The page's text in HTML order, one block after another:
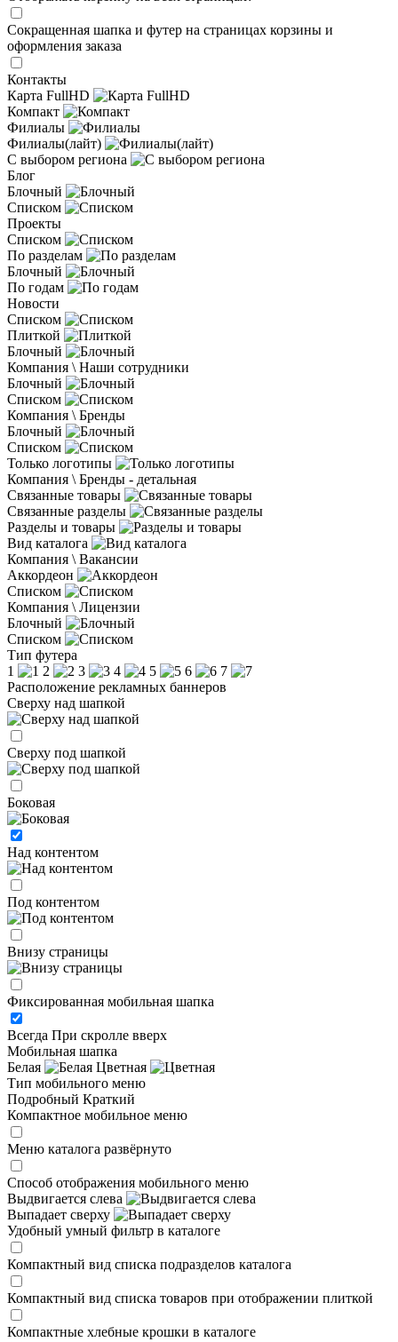
Сокращенная шапка и футер на страницах корзины и
оформления заказа
Контакты
Карта FullHD
Компакт
Филиалы
Филиалы(лайт)
С выбором региона
Блог
Блочный
Списком
Проекты
Списком
По разделам
Блочный
По годам
Новости
Списком
Плиткой
Блочный
Компания \ Наши сотрудники
Блочный
Списком
Компания \ Бренды
Блочный
Списком
Только логотипы
Компания \ Бренды - детальная
Связанные товары
Связанные разделы
Разделы и товары
Вид каталога
Компания \ Вакансии
Аккордеон
Списком
Компания \ Лицензии
Блочный
Списком
Тип футера
1
2 3 4 5 6
7
Расположение рекламных баннеров
Сверху над шапкой
Сверху под шапкой
Боковая
Над контентом
Под контентом
Внизу страницы
Фиксированная мобильная шапка
Всегда При скролле вверх
Мобильная шапка
Белая
Цветная
Тип мобильного меню
Подробный Краткий
Компактное мобильное меню
Меню каталога развёрнуто
Способ отображения мобильного меню
Выдвигается слева
Выпадает сверху
Удобный умный фильтр в каталоге
Компактный вид списка подразделов каталога
Компактный вид списка товаров при отображении плиткой
Компактные хлебные крошки в каталоге